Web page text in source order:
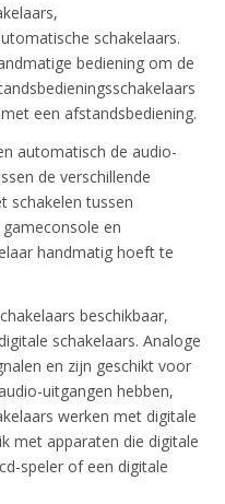
schakelaars.
bediening om de
een afstandsbediening.
automatisch de audio-
de verschillende
schakelen tussen
en
handmatig hoeft te
beschikbaar,
schakelaars. Analoge
en zijn geschikt voor
uitgangen hebben,
werken met digitale
met apparaten die digitale
speler of een digitale